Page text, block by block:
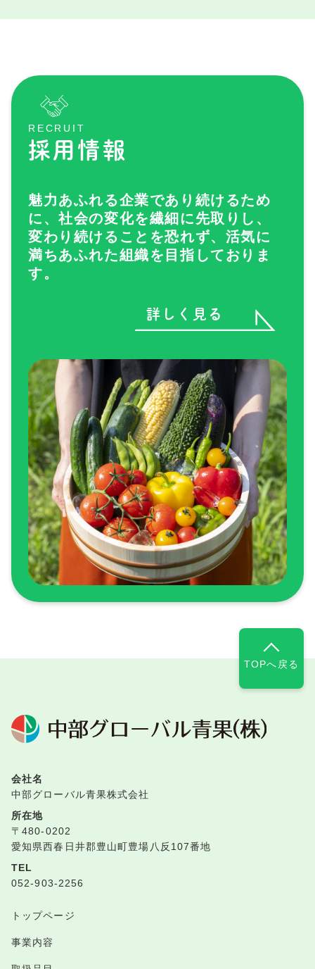
採用情報
RECRUIT
魅力あふれる企業であり続けるため
に、社会の変化を繊細に先取りし、
変わり続けることを恐れず、活気に
満ちあふれた組織を目指しておりま
す。
詳しく見る
TOPへ戻る
会社名
中部グローバル青果株式会社
所在地
〒480-0202
愛知県西春日井郡豊山町豊場八反107番地
TEL
052-903-2256
トップページ
事業内容